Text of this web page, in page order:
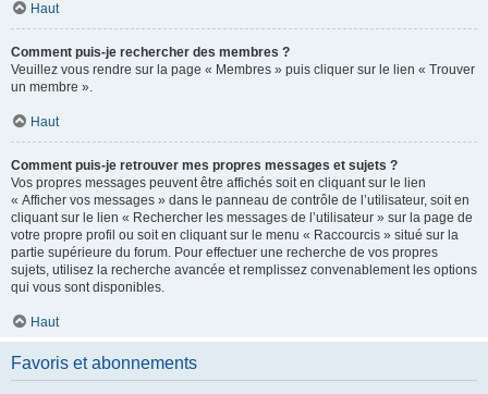
Haut
Comment puis-je rechercher des membres ?
Veuillez vous rendre sur la page « Membres » puis cliquer sur le lien « Trouver
un membre ».
Haut
Comment puis-je retrouver mes propres messages et sujets ?
Vos propres messages peuvent être affichés soit en cliquant sur le lien
« Afficher vos messages » dans le panneau de contrôle de l’utilisateur, soit en
cliquant sur le lien « Rechercher les messages de l’utilisateur » sur la page de
votre propre profil ou soit en cliquant sur le menu « Raccourcis » situé sur la
partie supérieure du forum. Pour effectuer une recherche de vos propres
sujets, utilisez la recherche avancée et remplissez convenablement les options
qui vous sont disponibles.
Haut
Favoris et abonnements